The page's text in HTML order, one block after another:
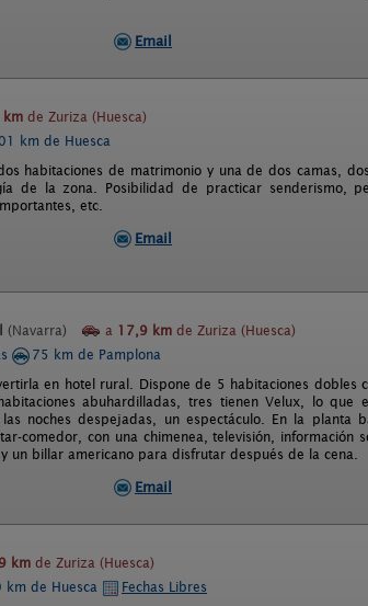
Email
km de Zuriza (Huesca)
km de Huesca
habitaciones de matrimonio y una de dos camas,
de la zona. Posibilidad de practicar senderismo,
etc.
Email
(Navarra) a 17,9 km de Zuriza (Huesca)
75 km de Pamplona
en hotel rural. Dispone de 5 habitaciones dobles
abuhardilladas, tres tienen Velux, lo que
noches despejadas, un espectáculo. En la planta
comedor, con una chimenea, televisión, información
un billar americano para disfrutar después de la cena.
Email
km de Zuriza (Huesca)
km de Huesca
Fechas Libres